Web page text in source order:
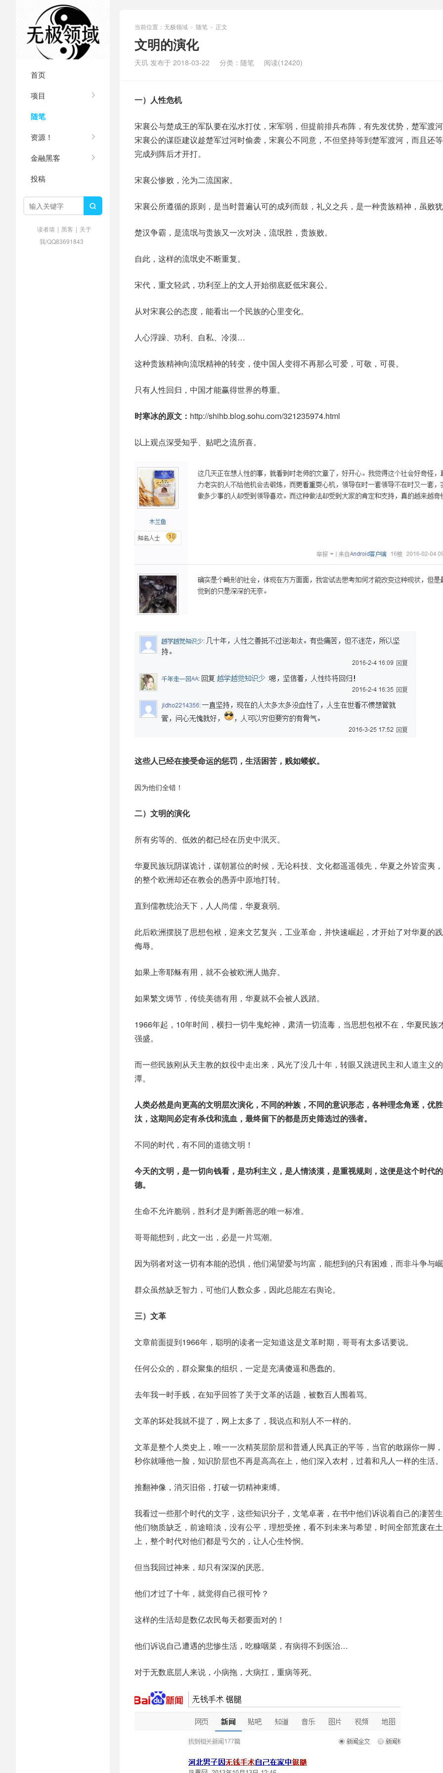
首页
项目
随笔
资源！
金融黑客
投稿

读者墙 | 黑客 | 关于
我/QQ83691843
当前位置： 无极领域 > 随笔 > 正文
文明的演化
天玑 发布于 2018-03-22 分类： 随笔 阅读(12420)
一）人性危机
宋襄公与楚成王的军队要在泓水打仗，宋军弱，但提前排兵布阵，有先发优势，楚军渡
宋襄公的谋臣建议趁楚军过河时偷袭，宋襄公不同意，不但坚持等到楚军渡河，而且还
完成列阵后才开打。
宋襄公惨败，沦为二流国家。
宋襄公所遵循的原则，是当时普遍认可的成列而鼓，礼义之兵，是一种贵族精神，虽败
楚汉争霸，是流氓与贵族又一次对决，流氓胜，贵族败。
自此，这样的流氓史不断重复。
宋代，重文轻武，功利至上的文人开始彻底贬低宋襄公。
从对宋襄公的态度，能看出一个民族的心里变化。
人心浮躁、功利、自私、冷漠…
这种贵族精神向流氓精神的转变，使中国人变得不再那么可爱，可敬，可畏。
只有人性回归，中国才能赢得世界的尊重。
时寒冰的原文： http://shihb.blog.sohu.com/321235974.html
以上观点深受知乎、贴吧之流所喜。
这些人已经在接受命运的惩罚，生活困苦，贱如蝼蚁。
因为他们全错！
二）文明的演化
所有劣等的、低效的都已经在历史中泯灭。
华夏民族玩阴谋诡计，谋朝篡位的时候，无论科技、文化都遥遥领先，华夏之外皆蛮夷
的整个欧洲却还在教会的愚弄中原地打转。
直到儒教统治天下，人人尚儒，华夏衰弱。
此后欧洲摆脱了思想包袱，迎来文艺复兴，工业革命，并快速崛起，才开始了对华夏的
侮辱。
如果上帝耶稣有用，就不会被欧洲人抛弃。
如果繁文缛节，传统美德有用，华夏就不会被人践踏。
1966年起，10年时间，横扫一切牛鬼蛇神，肃清一切流毒，当思想包袱不在，华夏民族
强盛。
而一些民族刚从天主教的奴役中走出来，风光了没几十年，转眼又跳进民主和人道主义
潭。
人类必然是向更高的文明层次演化，不同的种族，不同的意识形态，各种理念角逐，优
汰，这期间必定有杀伐和流血，最终留下的都是历史筛选过的强者。
不同的时代，有不同的道德文明！
今天的文明，是一切向钱看，是功利主义，是人情淡漠，是重视规则，这便是这个时代
德。
生命不允许脆弱，胜利才是判断善恶的唯一标准。
哥哥能想到，此文一出，必是一片骂潮。
因为弱者对这一切有本能的恐惧，他们渴望爱与均富，能想到的只有困难，而非斗争与
群众虽然缺乏智力，可他们人数众多，因此总能左右舆论。
三）文革
文章前面提到1966年，聪明的读者一定知道这是文革时期，哥哥有太多话要说。
任何公众的，群众聚集的组织，一定是充满傻逼和愚蠢的。
去年我一时手贱，在知乎回答了关于文革的话题，被数百人围着骂。
文革的坏处我就不提了，网上太多了，我说点和别人不一样的。
文革是整个人类史上，唯一一次精英层阶层和普通人民真正的平等，当官的敢踢你一脚
秒你就唾他一脸，知识阶层也不再是高高在上，他们深入农村，过着和凡人一样的生活。
推翻神像，消灭旧俗，打破一切精神束缚。
我看过一些那个时代的文字，这些知识分子，文笔卓著，在书中他们诉说着自己的凄苦
他们物质缺乏，前途暗淡，没有公平，理想受挫，看不到未来与希望，时间全部荒废在
上，整个时代对他们都是亏欠的，让人心生怜悯。
但当我回过神来，却只有深深的厌恶。
他们才过了十年，就觉得自己很可怜？
这样的生活却是数亿农民每天都要面对的！
他们诉说自己遭遇的悲惨生活，吃糠咽菜，有病得不到医治…
对于无数底层人来说，小病拖，大病扛，重病等死。